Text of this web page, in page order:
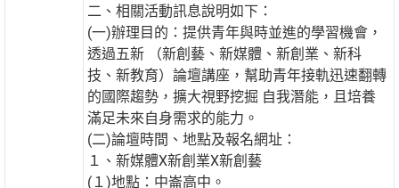
二、相關活動訊息說明如下：
(一)辦理目的：提供青年與時並進的學習機會，
透過五新 （新創藝、新媒體、新創業、新科
技、新教育）論壇講座，幫助青年接軌迅速翻轉
的國際趨勢，擴大視野挖掘 自我潛能，且培養
滿足未來自身需求的能力。
(二)論壇時間、地點及報名網址：
１、新媒體X新創業X新創藝
(１)地點：中崙高中。